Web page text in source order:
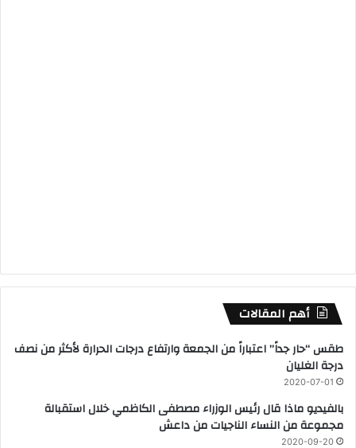
أهم المقالات
طقس “حار جداً” اعتباراً من الجمعة وارتفاع درجات الحرارة لأكثر من نصف
درجة الغليان
2020-07-01
بالفيديو ماذا قال رئيس الوزراء مصطفى الكاظمي خلال استقبالة
مجموعة من النساء الناجيات من داعش
2020-09-20